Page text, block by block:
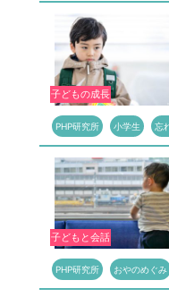
子どもの成長
PHP研究所 小学生 忘
子どもと会話
PHP研究所 おやのめぐみ